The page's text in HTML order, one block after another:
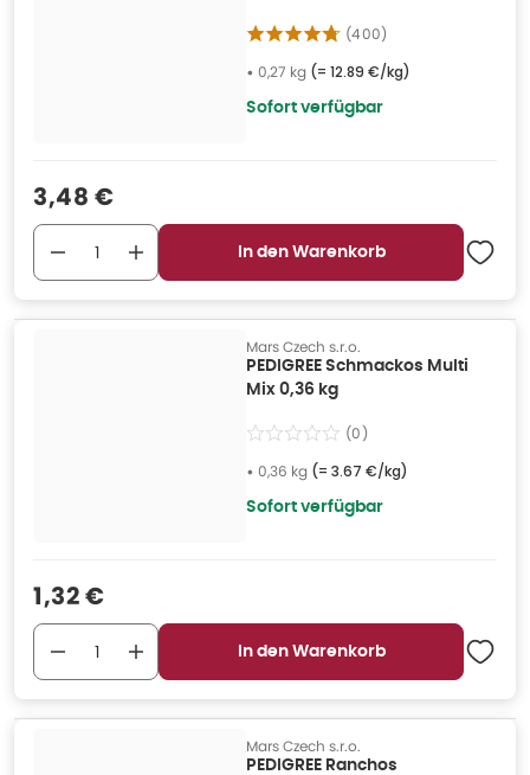
(400)
• 0,27 kg (= 12.89 €/kg)
Sofort verfügbar
Verkaufspreis
3,48 €
In den Warenkorb
Mars Czech s.r.o.
PEDIGREE Schmackos Multi
Mix 0,36 kg
(0)
• 0,36 kg (= 3.67 €/kg)
Sofort verfügbar
Verkaufspreis
1,32 €
In den Warenkorb
Mars Czech s.r.o.
PEDIGREE Ranchos